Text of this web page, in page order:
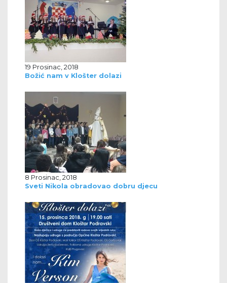
19 Prosinac, 2018
Božić nam v Klošter dolazi
8 Prosinac, 2018
Sveti Nikola obradovao dobru djecu